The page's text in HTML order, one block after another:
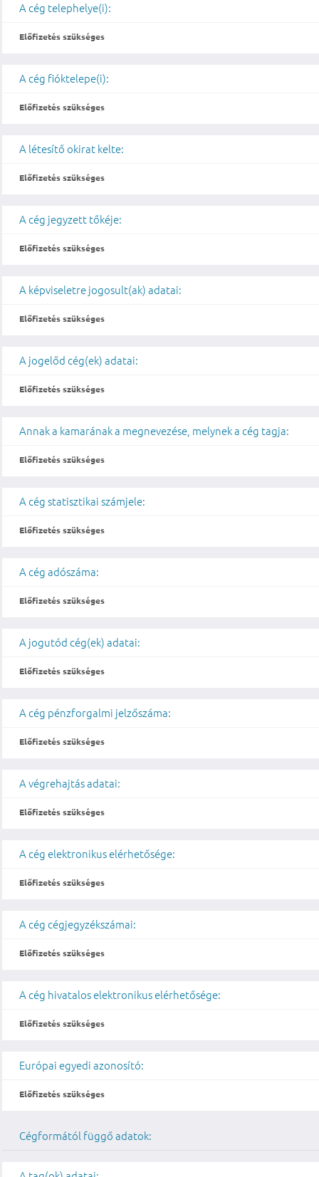
A cég telephelye(i):
Előfizetés szükséges
A cég fióktelepe(i):
Előfizetés szükséges
A létesítő okirat kelte:
Előfizetés szükséges
A cég jegyzett tőkéje:
Előfizetés szükséges
A képviseletre jogosult(ak) adatai:
Előfizetés szükséges
A jogelőd cég(ek) adatai:
Előfizetés szükséges
Annak a kamarának a megnevezése, melynek a cég tagja:
Előfizetés szükséges
A cég statisztikai számjele:
Előfizetés szükséges
A cég adószáma:
Előfizetés szükséges
A jogutód cég(ek) adatai:
Előfizetés szükséges
A cég pénzforgalmi jelzőszáma:
Előfizetés szükséges
A végrehajtás adatai:
Előfizetés szükséges
A cég elektronikus elérhetősége:
Előfizetés szükséges
A cég cégjegyzékszámai:
Előfizetés szükséges
A cég hivatalos elektronikus elérhetősége:
Előfizetés szükséges
Európai egyedi azonosító:
Előfizetés szükséges
Cégformától függő adatok: